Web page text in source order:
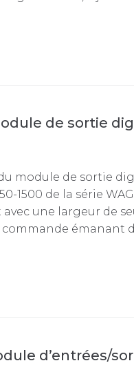
de sortie
module de sortie
1500 de la série
une largeur de
émanant
d’entrées/